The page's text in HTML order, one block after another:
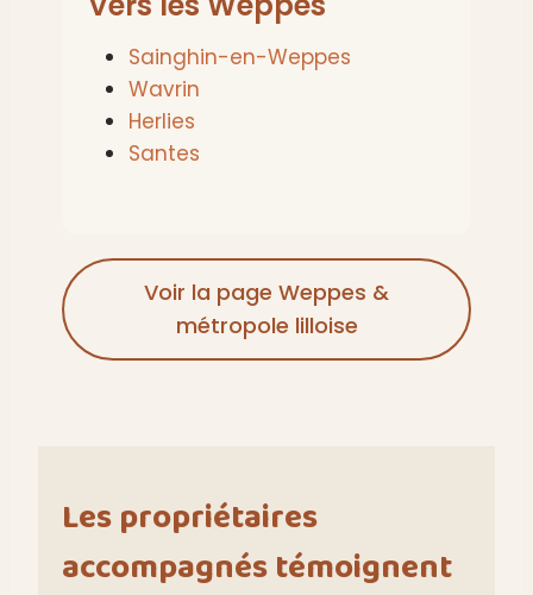
Sainghin-en-Weppes
Wavrin
Herlies
Santes
Voir la page Weppes &
métropole lilloise
Les propriétaires
accompagnés témoignent